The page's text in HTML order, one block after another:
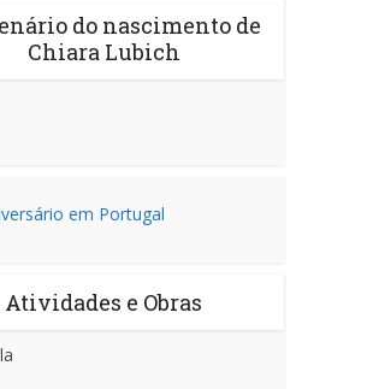
do nascimento de
Chiara Lubich
em Portugal
Atividades e Obras